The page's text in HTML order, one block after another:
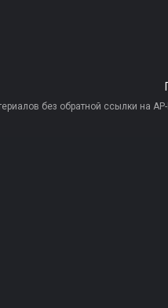
без обратной ссылки на